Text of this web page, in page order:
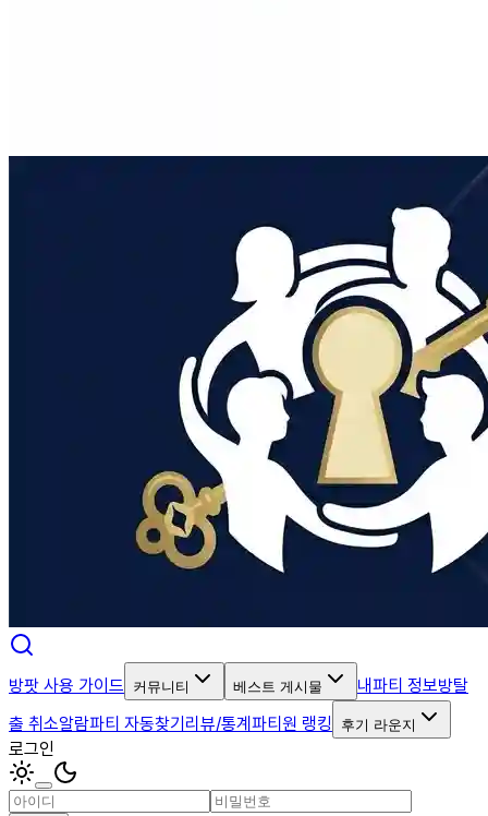
방팟 사용 가이드 커뮤니티 베스트 게시물 내파티 정보방탈
출 취소알람파티 자동찾기리뷰/통계파티원 랭킹 후기 라운지
로그인